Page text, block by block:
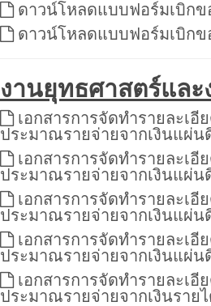
ดาวน์โหลดแบบฟอร์มเบิกข
ดาวน์โหลดแบบฟอร์มเบิกข
งานยุทธศาสตร์แล
เอกสารการจัดทำรายละเอี
ประมาณรายจ่ายจากเงินแผ่น
เอกสารการจัดทำรายละเอี
ประมาณรายจ่ายจากเงินแผ่น
เอกสารการจัดทำรายละเอี
ประมาณรายจ่ายจากเงินแผ่น
เอกสารการจัดทำรายละเ
ประมาณรายจ่ายจากเงินแผ่น
เอกสารการจัดทำรายละเ
ประมาณรายจ่ายจากเงินราย